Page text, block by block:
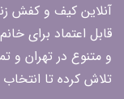
آنلاین کیف و کفش
قابل اعتماد برای
و متنوع در تهران
تلاش کرده تا